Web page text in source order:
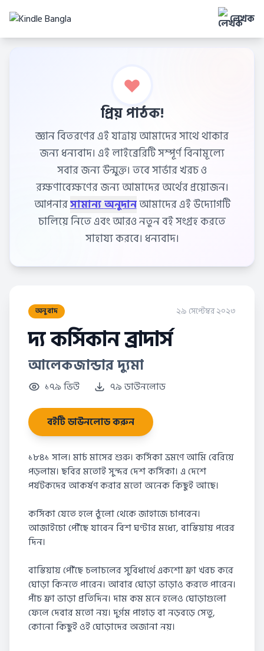
লেখক
প্রিয় পাঠক!
জ্ঞান বিতরণের এই যাত্রায় আমাদের সাথে থাকার
জন্য ধন্যবাদ। এই লাইব্রেরিটি সম্পূর্ণ বিনামূল্যে
সবার জন্য উন্মুক্ত। তবে সার্ভার খরচ ও
রক্ষণাবেক্ষণের জন্য আমাদের অর্থের প্রয়োজন।
আপনার
সামান্য অনুদানআমাদের এই উদ্যোগটি
চালিয়ে নিতে এবং আরও নতুন বই সংগ্রহ করতে
সাহায্য করবে। ধন্যবাদ।
অনুবাদ ২৯ সেপ্টেম্বর ২০২৩
দ্য কর্সিকান ব্রাদার্স
আলেকজান্ডার দ্যুমা
১৭৯ ভিউ ৭৯ ডাউনলোড
বইটি ডাউনলোড করুন
১৮৪১ সাল। মার্চ মাসের শুরু। কর্সিকা ভ্রমণে আমি বেরিয়ে
পড়লাম। ছবির মতোই সুন্দর দেশ কর্সিকা। এ দেশে
পর্যটকদের আকর্ষণ করার মতো অনেক কিছুই আছে।
কর্সিকা যেতে হলে ঠুলো থেকে জাহাজে চাপবেন।
আজাইচো পৌঁছে যাবেন বিশ ঘণ্টার মধ্যে, বাস্তিয়ায় পরের
দিন।
বাস্তিয়ায় পৌঁছে চলাচলের সুবিধার্থে একশো ফ্রা খরচ করে
ঘোড়া কিনতে পারেন। আবার ঘোড়া ভাড়াও করতে পারেন।
পাঁচ ফ্রা ভাড়া প্রতিদিন। দাম কম মনে হলেও ঘোড়াগুলো
ফেলে দেবার মতো নয়। দুর্গম পাহাড় বা নড়বড়ে সেতু,
কোনো কিছুই ওই ঘোড়াদের অজানা নয়।